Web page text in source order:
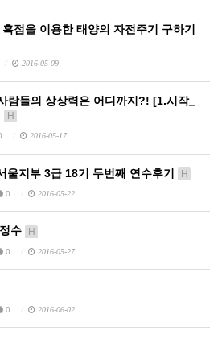
점을 이용한 태양의 자전주기 구하기
2016-05-09
람들의 상상력은 어디까지?! [1.시작_
H
2016-05-17
울지부 3급 18기 두번째 연수후기 H
0 2016-05-22
수 H
0 2016-05-27
0 2016-06-02